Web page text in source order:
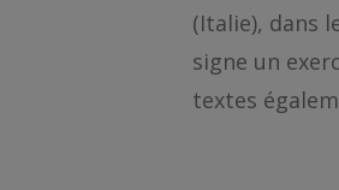
(Italie), dans
signe un
textes